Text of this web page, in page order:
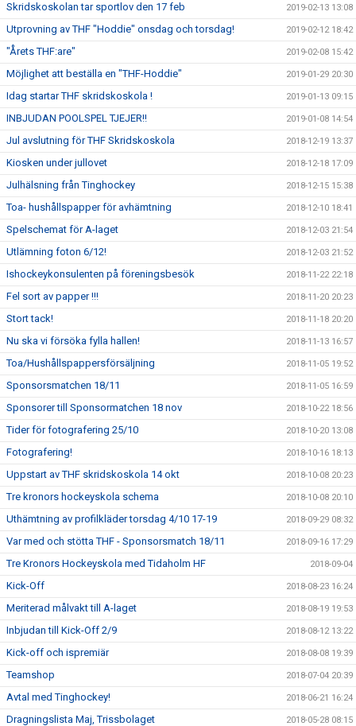
Skridskoskolan tar sportlov den 17 feb 2019-02-13 13:08
Utprovning av THF "Hoddie" onsdag och torsdag! 2019-02-12 18:42
"Årets THF:are" 2019-02-08 15:42
Möjlighet att beställa en "THF-Hoddie" 2019-01-29 20:30
Idag startar THF skridskoskola ! 2019-01-13 09:15
INBJUDAN POOLSPEL TJEJER!! 2019-01-08 14:54
Jul avslutning för THF Skridskoskola 2018-12-19 13:37
Kiosken under jullovet 2018-12-18 17:09
Julhälsning från Tinghockey 2018-12-15 15:38
Toa- hushållspapper för avhämtning 2018-12-10 18:41
Spelschemat för A-laget 2018-12-03 21:54
Utlämning foton 6/12! 2018-12-03 21:52
Ishockeykonsulenten på föreningsbesök 2018-11-22 22:18
Fel sort av papper !!! 2018-11-20 20:23
Stort tack! 2018-11-18 20:20
Nu ska vi försöka fylla hallen! 2018-11-13 16:57
Toa/Hushållspappersförsäljning 2018-11-05 19:52
Sponsorsmatchen 18/11 2018-11-05 16:59
Sponsorer till Sponsormatchen 18 nov 2018-10-22 18:56
Tider för fotografering 25/10 2018-10-20 13:08
Fotografering! 2018-10-16 18:13
Uppstart av THF skridskoskola 14 okt 2018-10-08 20:23
Tre kronors hockeyskola schema 2018-10-08 20:10
Uthämtning av profilkläder torsdag 4/10 17-19 2018-09-29 08:32
Var med och stötta THF - Sponsorsmatch 18/11 2018-09-16 17:29
Tre Kronors Hockeyskola med Tidaholm HF 2018-09-04
Kick-Off 2018-08-23 16:24
Meriterad målvakt till A-laget 2018-08-19 19:53
Inbjudan till Kick-Off 2/9 2018-08-12 13:22
Kick-off och ispremiär 2018-08-08 19:39
Teamshop 2018-07-04 20:39
Avtal med Tinghockey! 2018-06-21 16:24
Dragningslista Maj, Trissbolaget 2018-05-28 08:15